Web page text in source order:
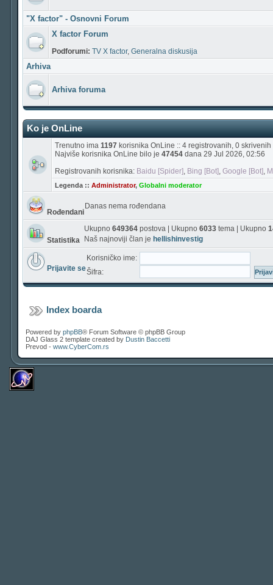
"X factor" - Osnovni Forum
X factor Forum
Podforumi: TV X factor, Generalna diskusija
Arhiva
Arhiva foruma
Ko je OnLine
Trenutno ima 1197 korisnika OnLine :: 4 registrovanih, 0
Najviše korisnika OnLine bilo je 47454 dana 29 Jul 2026, 02:56
Registrovanih korisnika: Baidu [Spider], Bing [Bot], Google [Bot],
Legenda :: Administrator, Globalni moderator
Rođendani
Danas nema rođendana
Statistika
Ukupno 649364 postova | Ukupno 6033 tema | Ukupno
Naš najnoviji član je hellishinvestig
Prijavite se
Korisničko ime:
Šifra:
Index boarda
Powered by phpBB® Forum Software © phpBB Group
DAJ Glass 2 template created by Dustin Baccetti
Prevod - www.CyberCom.rs